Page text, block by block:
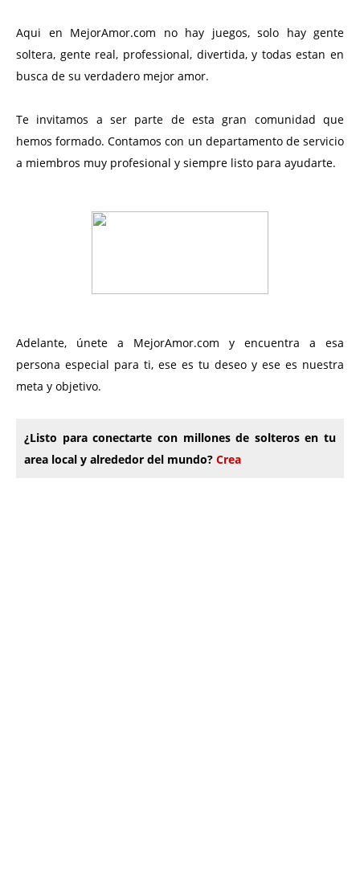
Aqui en MejorAmor.com no hay juegos, solo hay gente
soltera, gente real, professional, divertida, y todas estan en
busca de su verdadero mejor amor.
Te invitamos a ser parte de esta gran comunidad que
hemos formado. Contamos con un departamento de servicio
a miembros muy profesional y siempre listo para ayudarte.
Adelante, únete a MejorAmor.com y encuentra a esa
persona especial para ti, ese es tu deseo y ese es nuestra
meta y objetivo.
¿Listo para conectarte con millones de solteros en tu
area local y alrededor del mundo? Crea